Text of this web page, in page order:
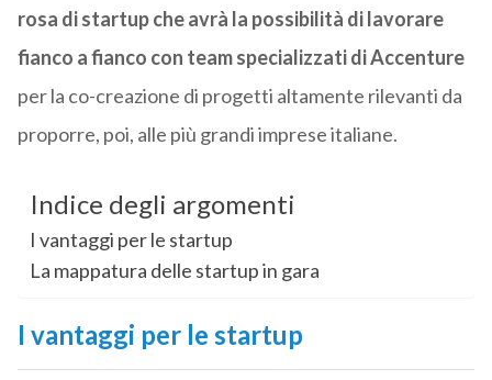
rosa di startup che avrà la possibilità di lavorare
fianco a fianco con team specializzati di Accenture
per la co-creazione di progetti altamente rilevanti da
proporre, poi, alle più grandi imprese italiane.
Indice degli argomenti
I vantaggi per le startup
La mappatura delle startup in gara
I vantaggi per le startup